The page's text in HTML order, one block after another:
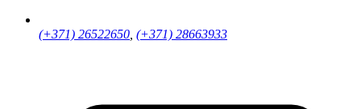
(+371) 26522650, (+371) 28663933